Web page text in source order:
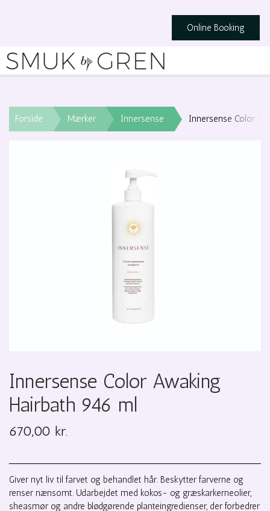
Online Booking
Forside Mærker Innersense Innersense Color
Innersense Color Awaking
Hairbath 946 ml
670,00 kr.
Giver nyt liv til farvet og behandlet hår. Beskytter farverne og
renser nænsomt. Udarbejdet med kokos- og græskarkerneolier,
sheasmør og andre blødgørende planteingredienser, der forbedrer